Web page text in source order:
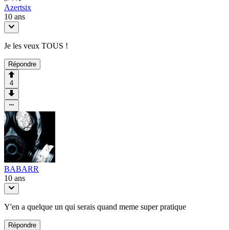
Azertsix
10 ans
Je les veux TOUS !
Répondre
4
BABARR
10 ans
Y'en a quelque un qui serais quand meme super pratique
Répondre